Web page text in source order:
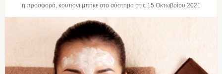
η προσφορά, κουπόνι μπήκε στο σύστημα στις 15 Οκτωβρίου 2021